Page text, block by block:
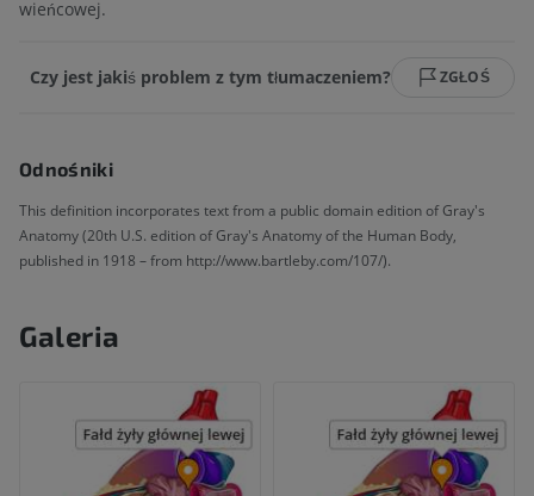
wieńcowej.
Czy jest jakiś problem z tym tłumaczeniem? ZGŁOŚ
Odnośniki
This definition incorporates text from a public domain edition of Gray's
Anatomy (20th U.S. edition of Gray's Anatomy of the Human Body,
published in 1918 – from http://www.bartleby.com/107/).
Galeria